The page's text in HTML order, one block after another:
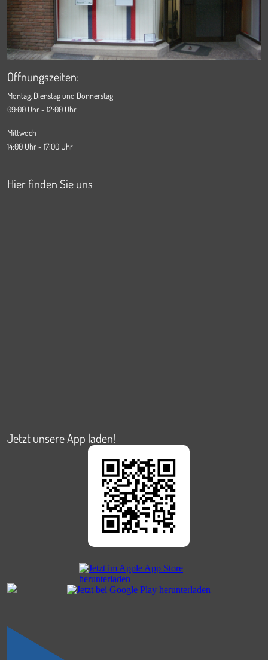
Öffnungszeiten:
Montag, Dienstag und Donnerstag
09:00 Uhr - 12:00 Uhr
Mittwoch
14:00 Uhr - 17:00 Uhr
Hier finden Sie uns
Jetzt unsere App laden!